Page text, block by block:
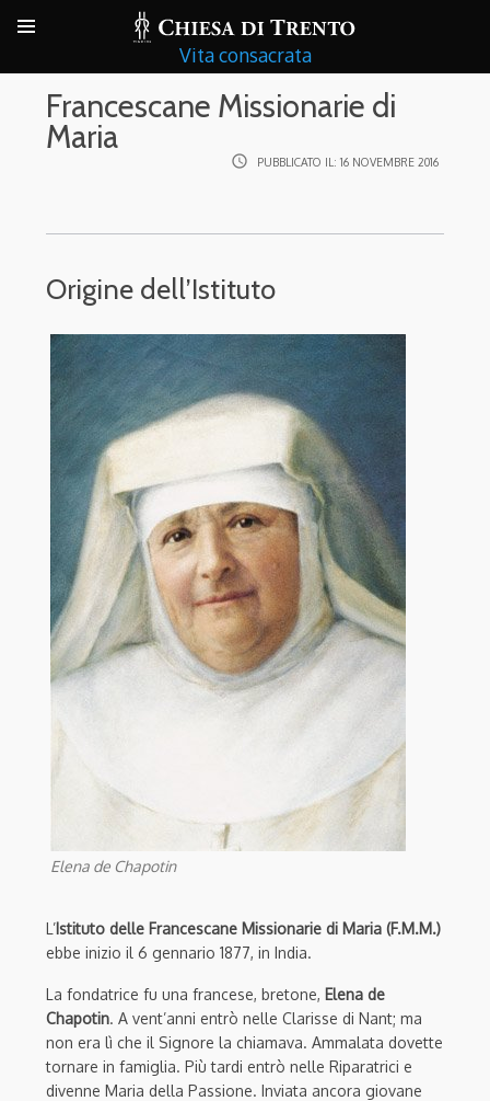
Vita consacrata
Francescane Missionarie di
Maria
access_time PUBBLICATO IL: 16 NOVEMBRE 2016
Origine dell’Istituto
Elena de Chapotin
L’Istituto delle Francescane Missionarie di Maria (F.M.M.)
ebbe inizio il 6 gennario 1877, in India.
La fondatrice fu una francese, bretone, Elena de
Chapotin. A vent’anni entrò nelle Clarisse di Nant; ma
non era lì che il Signore la chiamava. Ammalata dovette
tornare in famiglia. Più tardi entrò nelle Riparatrici e
divenne Maria della Passione. Inviata ancora giovane